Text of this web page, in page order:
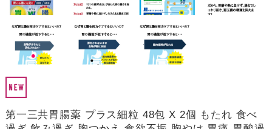
第一三共胃腸薬 プラス細粒 48包 X 2個 もたれ 食べ